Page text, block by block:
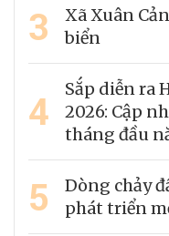
3
Xã Xuân
biển
4
Sắp diễn ra
2026: Cập
tháng đầu
5
Dòng chảy
phát triển